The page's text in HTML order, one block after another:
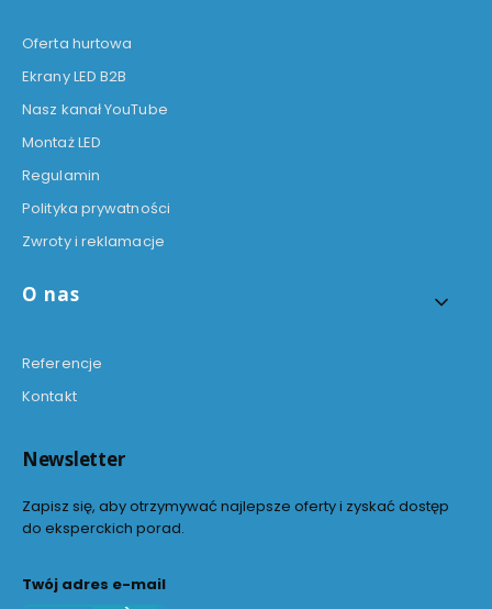
Oferta hurtowa
Ekrany LED B2B
Nasz kanał YouTube
Montaż LED
Regulamin
Polityka prywatności
Zwroty i reklamacje
O nas
Referencje
Kontakt
Newsletter
Zapisz się, aby otrzymywać najlepsze oferty i zyskać dostęp
do eksperckich porad.
Twój adres e-mail